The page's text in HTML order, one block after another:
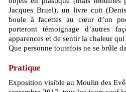
Jacques Bruel), un livre cuit
boule à facettes au cœur d’un
porteront témoignage d’autres
apparences et de sentir la chaleur qui
Que personne toutefois ne se brûle
Pratique
Exposition visible au Moulin des Evêques à Agde, du 30 juin au 9